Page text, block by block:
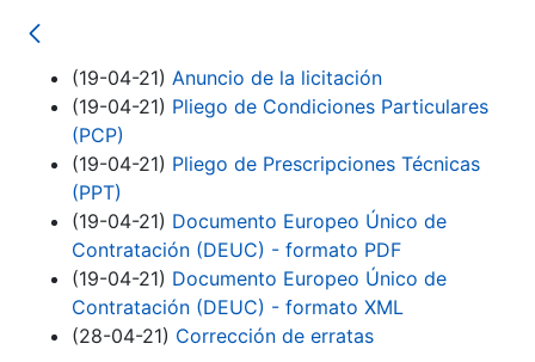
(19-04-21) Anuncio de la licitación
(19-04-21) Pliego de Condiciones Particulares
(PCP)
(19-04-21) Pliego de Prescripciones Técnicas
(PPT)
(19-04-21) Documento Europeo Único de
Contratación (DEUC) - formato PDF
(19-04-21) Documento Europeo Único de
Contratación (DEUC) - formato XML
(28-04-21) Corrección de erratas